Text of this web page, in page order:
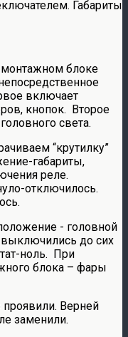
Габариты
блоке
включает
кнопок. Второе
света.
“крутилку”
габариты,
реле.
отключилось.
- головной
выключились до сих
ноль. При
блока – фары
Верней
заменили.